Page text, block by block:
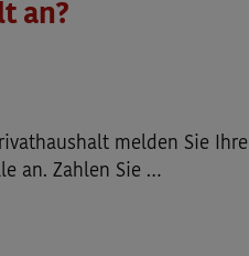
an?
melden Sie
an. Zahlen Sie …